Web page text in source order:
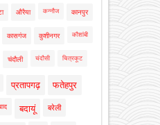
औरैया कन्नौज कानपुर
कासगंज कुशीनगर कौशांबी
चंदौली चंदौसी चित्रकूट
प्रतापगढ़ फतेहपुर
बदायूं बरेली